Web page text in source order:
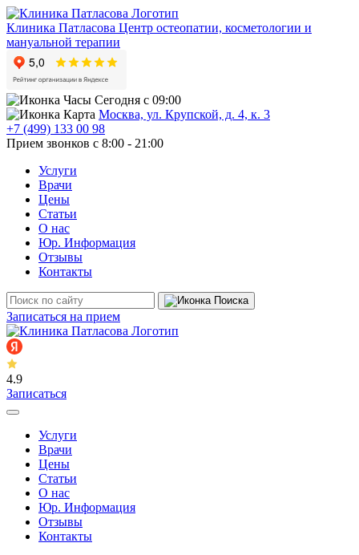
Клиника Патласова Центр остеопатии, косметологии и
мануальной терапии
Сегодня с 09:00
Москва, ул. Крупской, д. 4, к. 3
+7 (499) 133 00 98
Прием звонков с 8:00 - 21:00
Услуги
Врачи
Цены
Статьи
О нас
Юр. Информация
Отзывы
Контакты
Записаться на прием
4.9
Записаться
Услуги
Врачи
Цены
Статьи
О нас
Юр. Информация
Отзывы
Контакты